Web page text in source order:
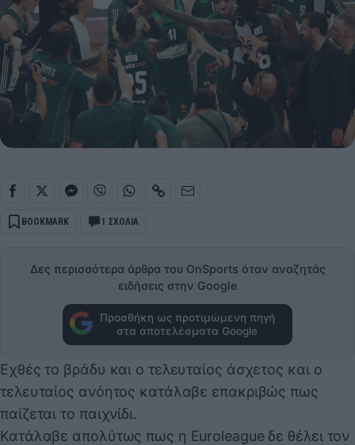
BOOKMARK 1 ΣΧΟΛΙΑ
Δες περισσότερα άρθρα του OnSports όταν αναζητάς
ειδήσεις στην Google
Προσθήκη ως προτιμώμενη πηγή
στα αποτελέσματα Google
Εχθές το βράδυ και ο τελευταίος άσχετος και ο
τελευταίος ανόητος κατάλαβε επακριβώς πως
παίζεται το παιχνίδι.
Κατάλαβε απολύτως πως η Euroleague δε θέλει τον